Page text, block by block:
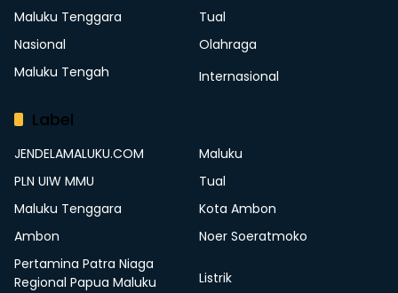
Maluku Tenggara
Tual
Nasional
Olahraga
Maluku Tengah
Internasional
Label
JENDELAMALUKU.COM
Maluku
PLN UIW MMU
Tual
Maluku Tenggara
Kota Ambon
Ambon
Noer Soeratmoko
Pertamina Patra Niaga
Regional Papua Maluku
Listrik